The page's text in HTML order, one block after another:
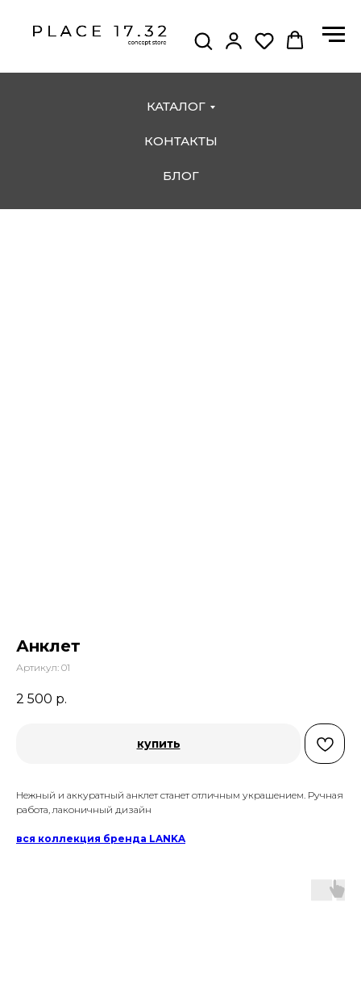
КАТАЛОГ
КОНТАКТЫ
БЛОГ
Анклет
Артикул: 01
2 500 р.
купить
Нежный и аккуратный анклет станет отличным украшением. Ручная
работа, лаконичный дизайн
вся коллекция бренда LANKA